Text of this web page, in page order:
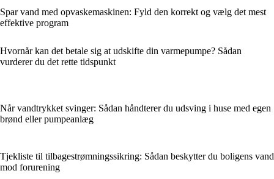
Spar vand med opvaskemaskinen: Fyld den korrekt og vælg det mest
effektive program
Hvornår kan det betale sig at udskifte din varmepumpe? Sådan
vurderer du det rette tidspunkt
Når vandtrykket svinger: Sådan håndterer du udsving i huse med egen
brønd eller pumpeanlæg
Tjekliste til tilbagestrømningssikring: Sådan beskytter du boligens vand
mod forurening